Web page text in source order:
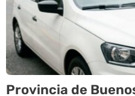
Provincia de